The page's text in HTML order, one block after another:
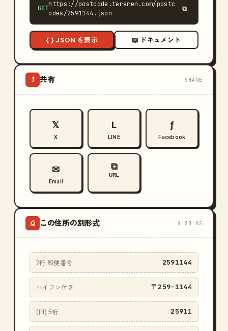
GET
https://postcode.teraren.com/postc
odes/2591144.json
⧉
{ } JSON を表示 📖 ドキュメント
⤴ 共有 SHARE
𝕏
X
L
LINE
ƒ
Facebook
✉
Email
⧉
URL
⎙ この住所の別形式 ALSO AS
7桁 郵便番号 2591144
ハイフン付き 〒259-1144
(旧) 5桁 25911